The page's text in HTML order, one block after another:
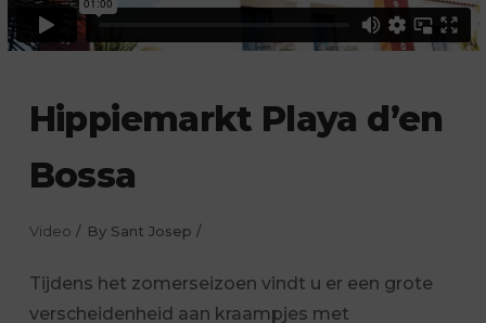
Hippiemarkt Playa d’en
Bossa
Video By Sant Josep
Tijdens het zomerseizoen vindt u er een grote
verscheidenheid aan kraampjes met